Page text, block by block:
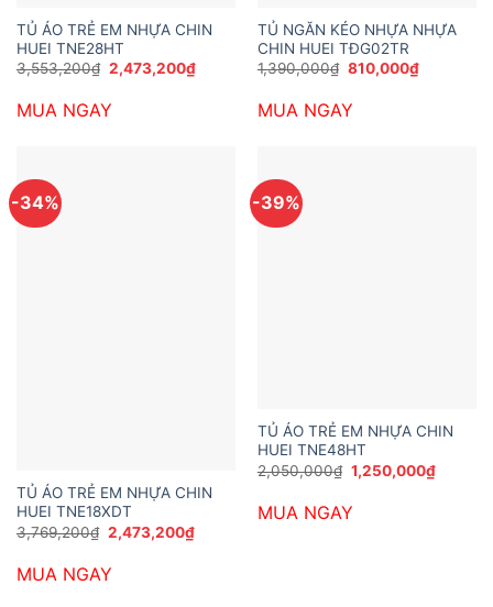
TỦ ÁO TRẺ EM NHỰA CHIN
HUEI TNE28HT
3,553,200₫ Giá
gốc
3,553,200₫.
2,473,200₫Giá
hiện
MUA NGAY
TỦ NGĂN KÉO NHỰA NHỰA
CHIN HUEI TĐG02TR
1,390,000₫ Giá
1,390,000₫.
810,000₫Giá
hiện
MUA NGAY
-34%
TỦ ÁO TRẺ EM NHỰA CHIN
HUEI TNE18XDT
3,769,200₫ Giá
gốc
3,769,200₫.
2,473,200₫Giá
hiện
MUA NGAY
-39%
TỦ ÁO TRẺ EM NHỰA CHIN
HUEI TNE48HT
2,050,000₫ Giá
gốc
2,050,000₫.
1,250,000₫Giá
hiện
MUA NGAY